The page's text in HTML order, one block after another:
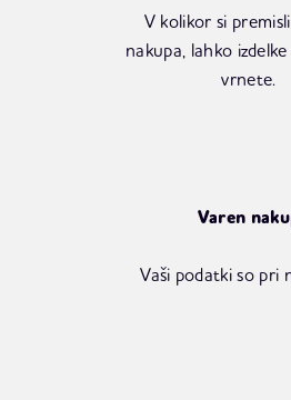
V kolikor si
nakupa, lahko
vrnete.
Varen
Vaši podatki so pri